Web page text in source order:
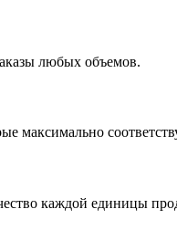
любых объемов.
максимально
каждой единицы